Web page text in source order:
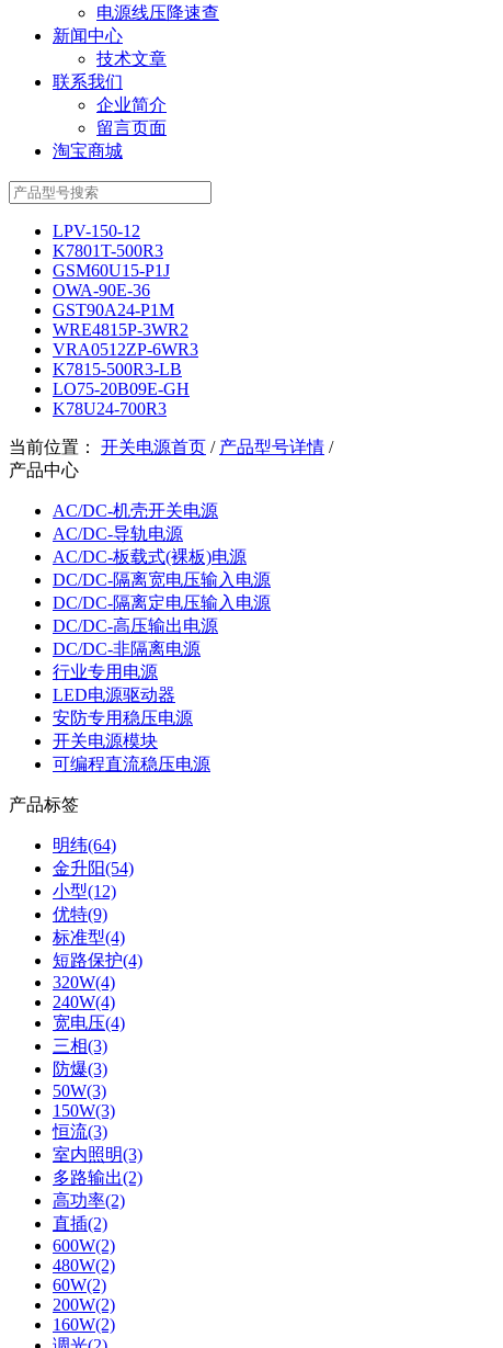
电源线压降速查
新闻中心
技术文章
联系我们
企业简介
留言页面
淘宝商城
LPV-150-12
K7801T-500R3
GSM60U15-P1J
OWA-90E-36
GST90A24-P1M
WRE4815P-3WR2
VRA0512ZP-6WR3
K7815-500R3-LB
LO75-20B09E-GH
K78U24-700R3
当前位置： 开关电源首页 / 产品型号详情 /
产品中心
AC/DC-机壳开关电源
AC/DC-导轨电源
AC/DC-板载式(裸板)电源
DC/DC-隔离宽电压输入电源
DC/DC-隔离定电压输入电源
DC/DC-高压输出电源
DC/DC-非隔离电源
行业专用电源
LED电源驱动器
安防专用稳压电源
开关电源模块
可编程直流稳压电源
产品标签
明纬(64)
金升阳(54)
小型(12)
优特(9)
标准型(4)
短路保护(4)
320W(4)
240W(4)
宽电压(4)
三相(3)
防爆(3)
50W(3)
150W(3)
恒流(3)
室内照明(3)
多路输出(2)
高功率(2)
直插(2)
600W(2)
480W(2)
60W(2)
200W(2)
160W(2)